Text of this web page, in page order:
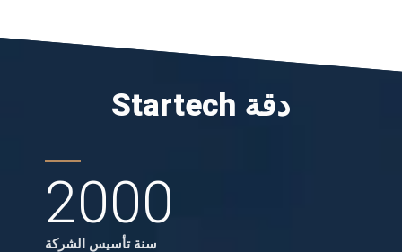
Startech دقة
2000
سنة تأسيس الشركة